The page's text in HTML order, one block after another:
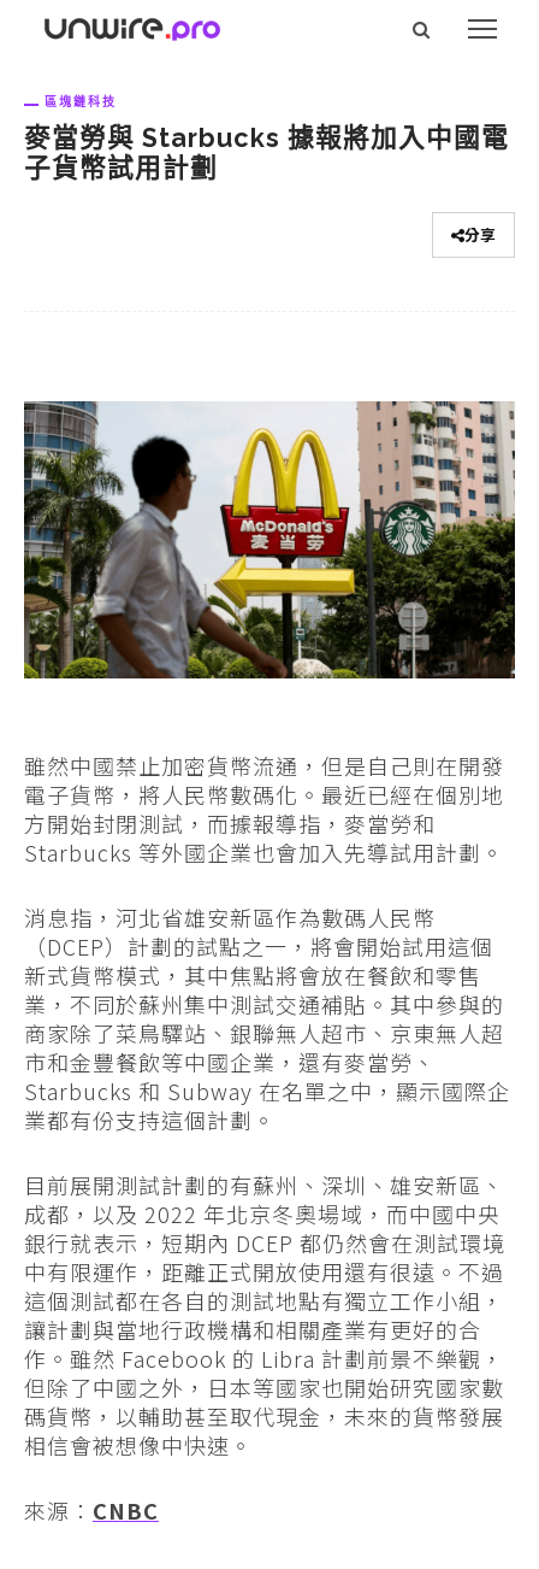
區塊鏈科技
麥當勞與 Starbucks 據報將加入中國電
子貨幣試用計劃
分享
雖然中國禁止加密貨幣流通，但是自己則在開發
電子貨幣，將人民幣數碼化。最近已經在個別地
方開始封閉測試，而據報導指，麥當勞和
Starbucks 等外國企業也會加入先導試用計劃。
消息指，河北省雄安新區作為數碼人民幣
（DCEP）計劃的試點之一，將會開始試用這個
新式貨幣模式，其中焦點將會放在餐飲和零售
業，不同於蘇州集中測試交通補貼。其中參與的
商家除了菜鳥驛站、銀聯無人超市、京東無人超
市和金豐餐飲等中國企業，還有麥當勞、
Starbucks 和 Subway 在名單之中，顯示國際企
業都有份支持這個計劃。
目前展開測試計劃的有蘇州、深圳、雄安新區、
成都，以及 2022 年北京冬奧場域，而中國中央
銀行就表示，短期內 DCEP 都仍然會在測試環境
中有限運作，距離正式開放使用還有很遠。不過
這個測試都在各自的測試地點有獨立工作小組，
讓計劃與當地行政機構和相關產業有更好的合
作。雖然 Facebook 的 Libra 計劃前景不樂觀，
但除了中國之外，日本等國家也開始研究國家數
碼貨幣，以輔助甚至取代現金，未來的貨幣發展
相信會被想像中快速。
來源： CNBC